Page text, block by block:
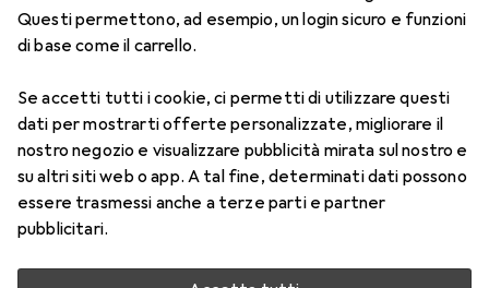
Questi permettono, ad esempio, un login sicuro e funzioni
di base come il carrello.
Se accetti tutti i cookie, ci permetti di utilizzare questi
dati per mostrarti offerte personalizzate, migliorare il
nostro negozio e visualizzare pubblicità mirata sul nostro e
su altri siti web o app. A tal fine, determinati dati possono
essere trasmessi anche a terze parti e partner
pubblicitari.
Prodotti Forum